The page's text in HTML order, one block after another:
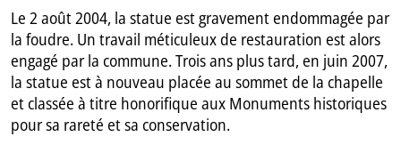
Le 2 août 2004, la statue est gravement endommagée par
la foudre. Un travail méticuleux de restauration est alors
engagé par la commune. Trois ans plus tard, en juin 2007,
la statue est à nouveau placée au sommet de la chapelle
et classée à titre honorifique aux Monuments historiques
pour sa rareté et sa conservation.